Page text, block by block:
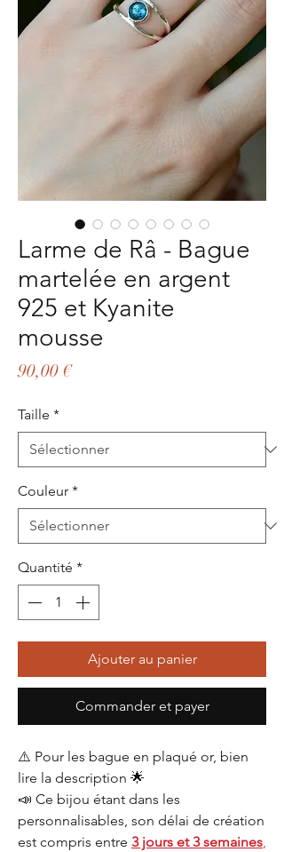
Larme de Râ - Bague
martelée en argent
925 et Kyanite
mousse
90,00 €Prix
Taille *
Couleur *
Quantité *
Ajouter au panier
Commander et payer
⚠️ Pour les bague en plaqué or, bien
lire la description 🌟
📣 Ce bijou étant dans les
personnalisables, son délai de création
est compris entre 3 jours et 3 semaines,